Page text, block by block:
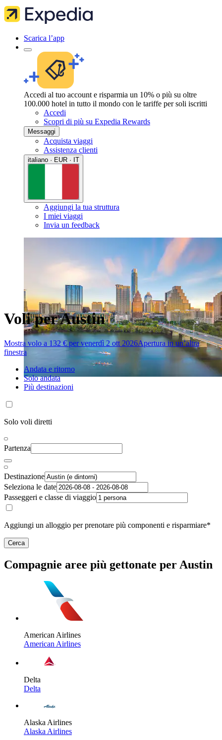
Scarica l’app
Accedi al tuo account e risparmia un 10% o più su oltre
100.000 hotel in tutto il mondo con le tariffe per soli iscritti
Accedi
Scopri di più su Expedia Rewards
Messaggi
Acquista viaggi
Assistenza clienti
italiano · EUR · IT
Aggiungi la tua struttura
I miei viaggi
Invia un feedback
Voli per Austin
Mostra volo a 132 € per venerdì 2 ott 2026Apertura in un’altra
finestra
Andata e ritorno
Solo andata
Più destinazioni
Solo voli diretti
Partenza
Destinazione
Seleziona le date
Passeggeri e classe di viaggio
Aggiungi un alloggio per prenotare più componenti e risparmiare*
Cerca
Compagnie aree più gettonate per Austin
American Airlines
American Airlines
Delta
Delta
Alaska Airlines
Alaska Airlines